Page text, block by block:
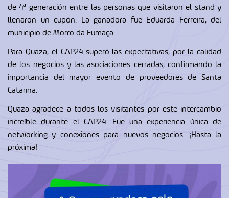
de 4ª generación entre las personas que visitaron el stand y
llenaron un cupón. La ganadora fue Eduarda Ferreira, del
municipio de Morro da Fumaça.
Para Quaza, el CAP24 superó las expectativas, por la calidad
de los negocios y las asociaciones cerradas, confirmando la
importancia del mayor evento de proveedores de Santa
Catarina.
Quaza agradece a todos los visitantes por este intercambio
increíble durante el CAP24. Fue una experiencia única de
networking y conexiones para nuevos negocios. ¡Hasta la
próxima!